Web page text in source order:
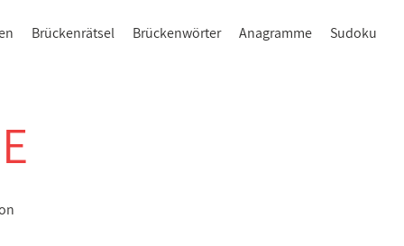
Brückenrätsel Brückenwörter Anagramme Sudoku